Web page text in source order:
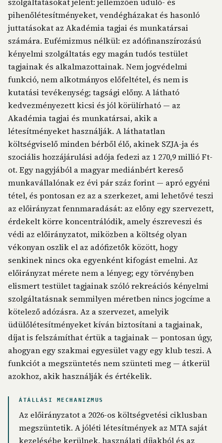
pihenőlétesítményeket, vendégházakat és hasonló
juttatásokat az Akadémia tagjai és munkatársai
számára. Eufémizmus nélkül: ez adófinanszírozású
kényelmi szolgáltatás egy magán tudós testület
tagjainak és alkalmazottainak. Nem jogvédelmi
funkció, nem alkotmányos előfeltétel, és nem is
kutatási tevékenység; tagsági előny. A látható
kedvezményezett kicsi és jól körülírható — az
Akadémia tagjai és munkatársai, akik a
létesítményeket használják. A láthatatlan
költségviselő minden bérből élő, akinek SZJA-ja és
szociális hozzájárulási adója fedezi az 1 270,9 millió Ft-
ot. Egy nagyjából a magyar mediánbért kereső
munkavállalónak ez évi pár száz forint — apró egyéni
tétel, és pontosan ez az a szerkezet, ami lehetővé teszi
az előirányzat fennmaradását: az előny egy szervezett,
érdekelt körre koncentrálódik, amely észreveszi és
védi az előirányzatot, miközben a költség olyan
vékonyan oszlik el az adófizetők között, hogy
senkinek nincs oka egyenként kifogást emelni. Az
előirányzat mérete nem a lényeg; egy törvényben
elismert testület tagjainak szóló rekreációs kényelmi
szolgáltatásnak semmilyen méretben nincs jogcíme a
kötelező adózásra. Az a szervezet, amelyik
üdülőlétesítményeket kíván biztosítani a tagjainak,
díjat is felszámíthat értük a tagjainak — pontosan úgy,
ahogyan egy szakmai egyesület vagy egy klub teszi. A
funkciót a megszüntetés nem szünteti meg — átkerül
azokhoz, akik használják és értékelik.
ÁTÁLLÁSI MECHANIZMUS
Az előirányzatot a 2026-os költségvetési ciklusban
megszüntetik. A jóléti létesítmények az MTA saját
kezelésébe kerülnek, használati díjakból és az